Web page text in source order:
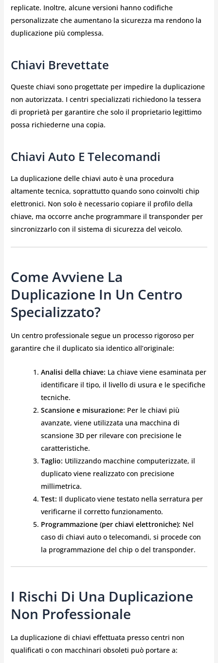
replicate. Inoltre, alcune versioni hanno codifiche
personalizzate che aumentano la sicurezza ma rendono la
duplicazione più complessa.
Chiavi Brevettate
Queste chiavi sono progettate per impedire la duplicazione
non autorizzata. I centri specializzati richiedono la tessera
di proprietà per garantire che solo il proprietario legittimo
possa richiederne una copia.
Chiavi Auto E Telecomandi
La duplicazione delle chiavi auto è una procedura
altamente tecnica, soprattutto quando sono coinvolti chip
elettronici. Non solo è necessario copiare il profilo della
chiave, ma occorre anche programmare il transponder per
sincronizzarlo con il sistema di sicurezza del veicolo.
Come Avviene La
Duplicazione In Un Centro
Specializzato?
Un centro professionale segue un processo rigoroso per
garantire che il duplicato sia identico all’originale:
Analisi della chiave: La chiave viene esaminata per
identificare il tipo, il livello di usura e le specifiche
tecniche.
Scansione e misurazione: Per le chiavi più
avanzate, viene utilizzata una macchina di
scansione 3D per rilevare con precisione le
caratteristiche.
Taglio: Utilizzando macchine computerizzate, il
duplicato viene realizzato con precisione
millimetrica.
Test: Il duplicato viene testato nella serratura per
verificarne il corretto funzionamento.
Programmazione (per chiavi elettroniche): Nel
caso di chiavi auto o telecomandi, si procede con
la programmazione del chip o del transponder.
I Rischi Di Una Duplicazione
Non Professionale
La duplicazione di chiavi effettuata presso centri non
qualificati o con macchinari obsoleti può portare a: